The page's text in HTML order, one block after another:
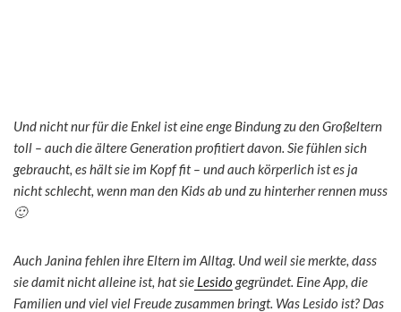
Und nicht nur für die Enkel ist eine enge Bindung zu den Großeltern
toll – auch die ältere Generation profitiert davon. Sie fühlen sich
gebraucht, es hält sie im Kopf fit – und auch körperlich ist es ja
nicht schlecht, wenn man den Kids ab und zu hinterher rennen muss
🙂
Auch Janina fehlen ihre Eltern im Alltag. Und weil sie merkte, dass
sie damit nicht alleine ist, hat sie Lesido gegründet. Eine App, die
Familien und viel viel Freude zusammen bringt. Was Lesido ist? Das